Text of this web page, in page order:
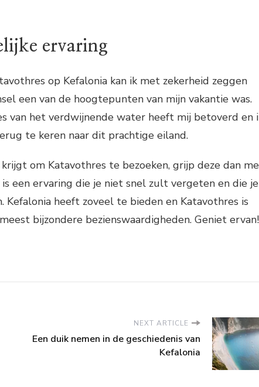
ervaring
op Kefalonia kan ik met zekerheid zeggen
een van de hoogtepunten van mijn vakantie was.
van het verdwijnende water heeft mij betoverd en
te keren naar dit prachtige eiland.
om Katavothres te bezoeken, grijp deze dan
is een ervaring die je niet snel zult vergeten en die je
Kefalonia heeft zoveel te bieden en Katavothres is
bijzondere bezienswaardigheden. Geniet ervan!
NEXT ARTICLE
Een duik nemen in de geschiedenis van
Kefalonia